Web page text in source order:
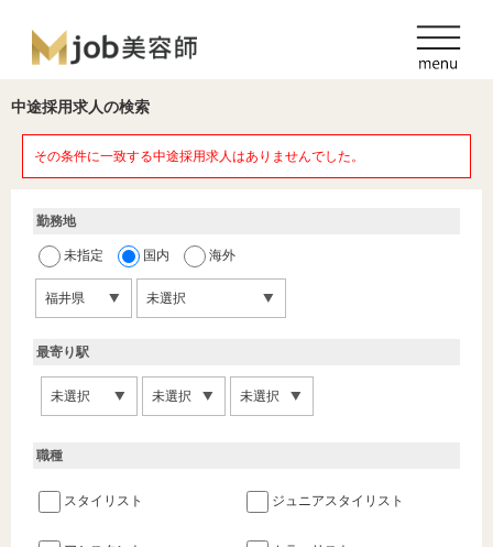
中途採用求人の検索
その条件に一致する中途採用求人はありませんでした。
勤務地
未指定 国内 海外
最寄り駅
職種
スタイリスト ジュニアスタイリスト